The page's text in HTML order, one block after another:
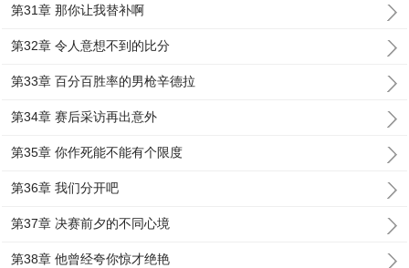
第31章 那你让我替补啊
第32章 令人意想不到的比分
第33章 百分百胜率的男枪辛德拉
第34章 赛后采访再出意外
第35章 你作死能不能有个限度
第36章 我们分开吧
第37章 决赛前夕的不同心境
第38章 他曾经夸你惊才绝艳